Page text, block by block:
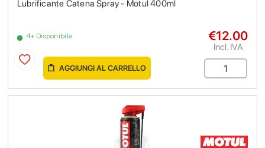
Lubrificante Catena Spray - Motul 400ml
4+ Disponibile €12.00
Incl. IVA
AGGIUNGI AL CARRELLO